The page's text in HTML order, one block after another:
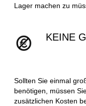
Lager machen zu
KEINE
Sollten Sie einmal
benötigen, müssen
zusätzlichen Kosten